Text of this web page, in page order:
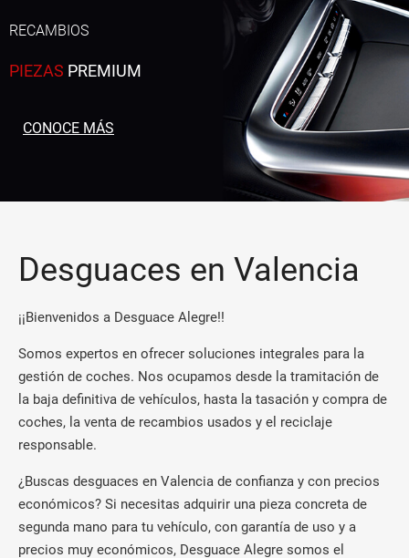
RECAMBIOS
PIEZAS PREMIUM
CONOCE MÁS
Desguaces en Valencia
¡¡Bienvenidos a Desguace Alegre!!
Somos expertos en ofrecer soluciones integrales para la
gestión de coches. Nos ocupamos desde la tramitación de
la baja definitiva de vehículos, hasta la tasación y compra de
coches, la venta de recambios usados y el reciclaje
responsable.
¿Buscas desguaces en Valencia de confianza y con precios
económicos? Si necesitas adquirir una pieza concreta de
segunda mano para tu vehículo, con garantía de uso y a
precios muy económicos, Desguace Alegre somos el